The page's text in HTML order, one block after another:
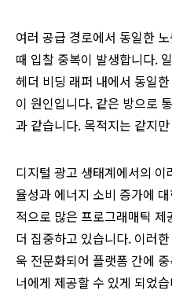
여러 공급 경로에서 동일한
때 입찰 중복이 발생합니다.
헤더 비딩 래퍼 내에서 동일
이 원인입니다. 같은 방으로
과 같습니다. 목적지는 같지
디지털 광고 생태계에서의
율성과 에너지 소비 증가에
적으로 많은 프로그래매틱
더 집중하고 있습니다. 이러
욱 전문화되어 플랫폼 간에
너에게 제공할 수 있게 되었